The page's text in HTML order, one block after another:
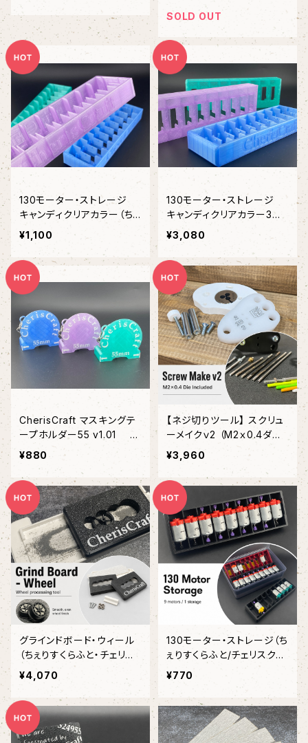
SOLD OUT
130モーター・ストレージ
キャンディクリアカラー（ちぇ
りすくらふと/チェリスクラフ
ト）
¥1,100
130モーター・ストレージ
キャンディクリアカラー3個
セット（ちぇりすくらふと/チェ
リスクラフト）
¥3,080
CherisCraft マスキングテ
ープホルダー55 v1.01 キ
ャンディクリアカラー（ちぇり
ト）
¥880
【ネジ切りツール】 スクリュ
ーメイクｖ2 （M2ｘ0.4ダイ
ス付き）（ちぇりすくらふと・
チェリスクラフト）
¥3,960
グラインドボード・ウィール
（ちぇりすくらふと・チェリス
クラフト）
¥4,070
130モーター・ストレージ（ち
ぇりすくらふと/チェリスクラ
フト）
¥770